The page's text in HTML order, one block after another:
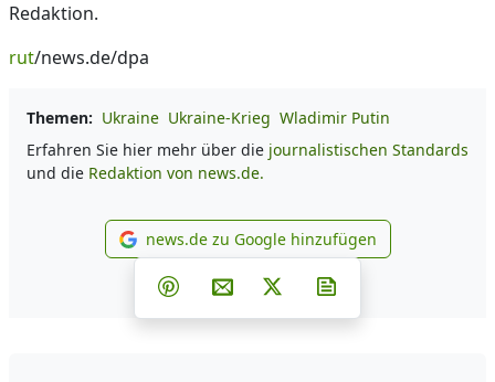
Redaktion.
rut/news.de/dpa
Themen: Ukraine Ukraine-Krieg Wladimir Putin
Erfahren Sie hier mehr über die journalistischen Standards
und die Redaktion von news.de.
news.de zu Google
news.de zu Google hinzufügen
Teilen auf Facebook
Teilen auf Whatsapp
Teilen auf Telegram
Teilen auf Pinterest
Per E-Mail teilen
Post auf X